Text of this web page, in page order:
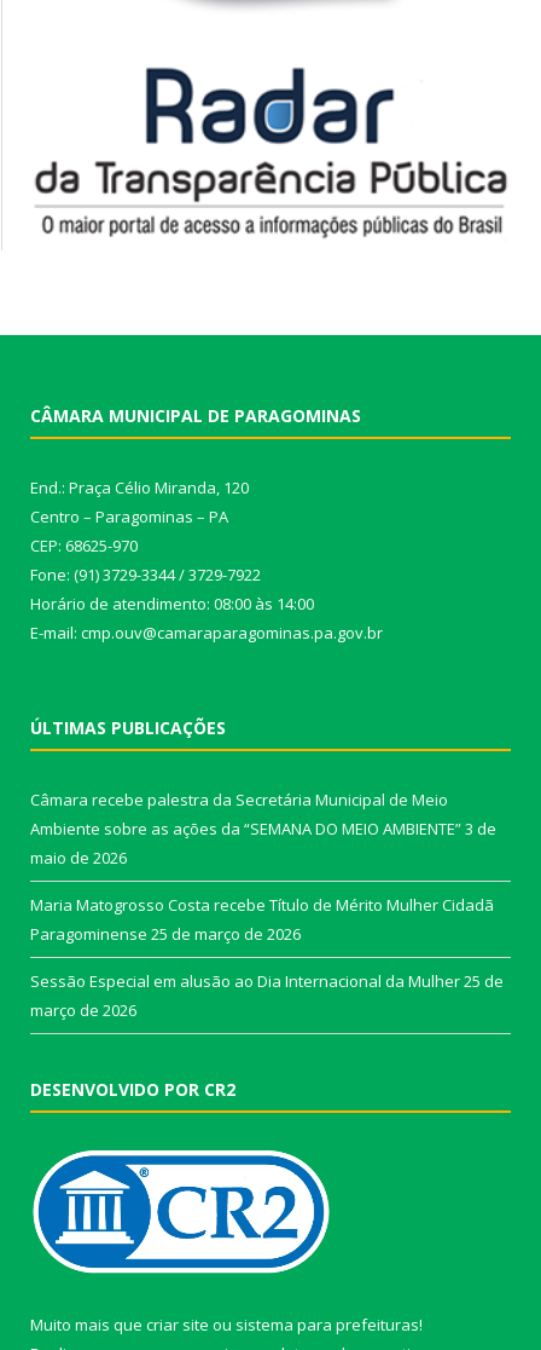
CÂMARA MUNICIPAL DE PARAGOMINAS
End.: Praça Célio Miranda, 120
Centro – Paragominas – PA
CEP: 68625-970
Fone: (91) 3729-3344 / 3729-7922
Horário de atendimento: 08:00 às 14:00
E-mail: cmp.ouv@camaraparagominas.pa.gov.br
ÚLTIMAS PUBLICAÇÕES
Câmara recebe palestra da Secretária Municipal de Meio
Ambiente sobre as ações da “SEMANA DO MEIO AMBIENTE”3 de
maio de 2026
Maria Matogrosso Costa recebe Título de Mérito Mulher Cidadã
Paragominense 25 de março de 2026
Sessão Especial em alusão ao Dia Internacional da Mulher25 de
março de 2026
DESENVOLVIDO POR CR2
Muito mais que criar site ou sistema para prefeituras!